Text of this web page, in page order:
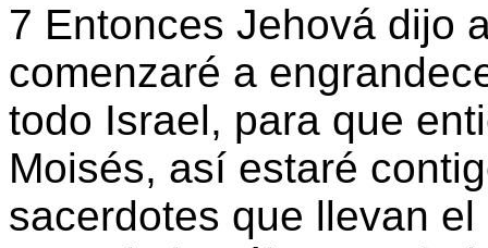
7 Entonces Jehová dijo
comenzaré a
todo Israel, para que
Moisés, así estaré
sacerdotes que llevan